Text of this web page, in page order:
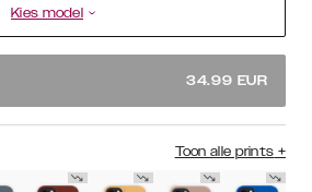
Kies model
34.99 EUR
Toon alle prints +